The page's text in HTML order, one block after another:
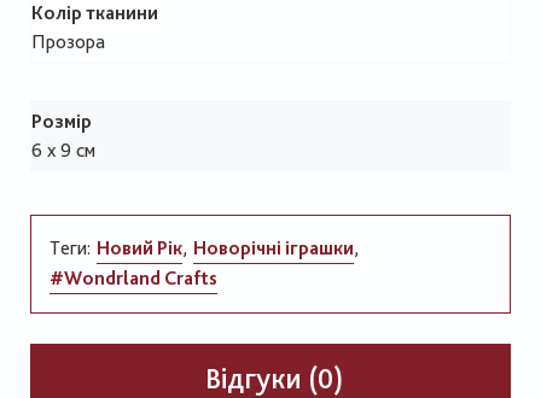
Колір тканини
Прозора
Розмір
6 х 9 см
Теги: Новий Рік Новорічні іграшки
#Wondrland Crafts
Відгуки (0)